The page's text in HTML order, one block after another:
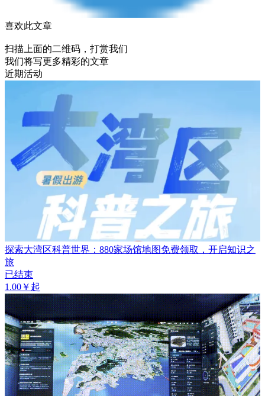
喜欢此文章
扫描上面的二维码，打赏我们
我们将写更多精彩的文章
近期活动
探索大湾区科普世界：880家场馆地图免费领取，开启知识之
旅
已结束
1.00￥起